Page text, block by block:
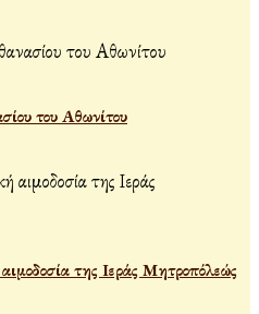
του Αθωνίτου
της Ιεράς Μητροπόλεώς